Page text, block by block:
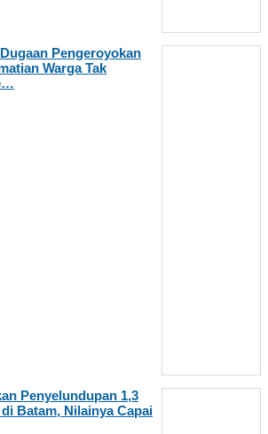
Pengeroyokan
Warga Tak
Penyelundupan 1,3
Batam, Nilainya Capai